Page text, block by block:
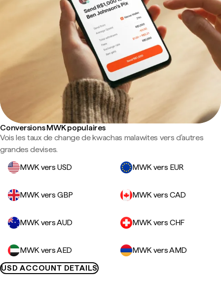
Conversions MWK populaires
Vois les taux de change de kwachas malawites vers d'autres
grandes devises.
MWK vers USD
MWK vers EUR
MWK vers GBP MWK vers CAD
MWK vers AUD MWK vers CHF
MWK vers AED
MWK vers AMD
USD ACCOUNT DETAILS